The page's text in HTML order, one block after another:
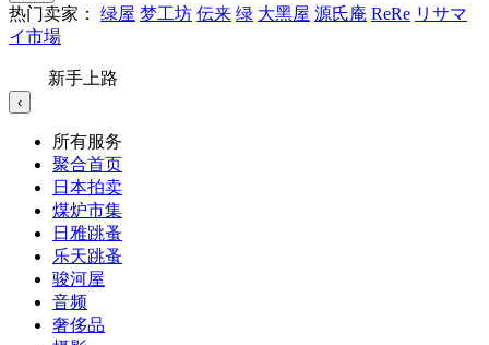
热门卖家： 绿屋 梦工坊 伝来 绿 大黑屋 源氏庵 ReRe リサマ
イ市場
新手上路
‹
所有服务
聚合首页
日本拍卖
煤炉市集
日雅跳蚤
乐天跳蚤
骏河屋
音频
奢侈品